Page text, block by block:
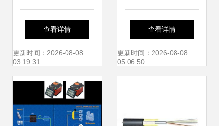
缆
查看详情
更新时间：2026-08-08
03:19:31
湖南管道铺设中的
优势与价格影响因
查看详情
更新时间：2026-08-08
05:06:50